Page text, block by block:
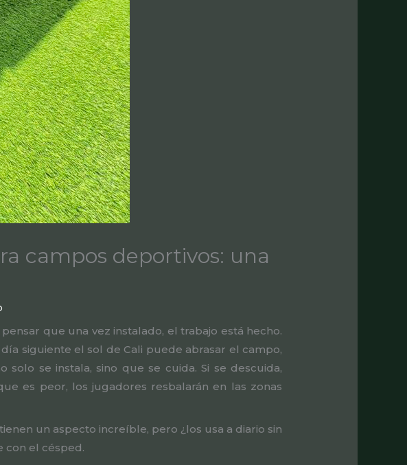
campos deportivos: una
que una vez instalado, el trabajo está hecho.
siguiente el sol de Cali puede abrasar el campo,
se instala, sino que se cuida. Si se descuida,
es peor, los jugadores resbalarán en las zonas
un aspecto increíble, pero ¿los usa a diario sin
con el césped.